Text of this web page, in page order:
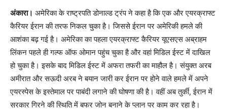
अंकारा। अमेरिका के राष्ट्रपति डोनाल्ड ट्रंप ने कहा है कि एक और एयरक्राफ्ट
कैरियर ईरान की तरफ निकल चुका है। जिससे ईरान पर अमेरिकी हमले की
आशंका बढ़ गई है। अमेरिका का पहला एयरक्राफ्ट कैरियर यूएसएस अब्राहम
लिंकन पहले ही गल्फ ऑफ ओमान पहुंच चुका है और वहां मिडिल ईस्ट में दाखिल
हो चुका है। इसके बाद मिडिल ईस्ट में अफरा तफरी का माहौल है। संयुक्त अरब
अमीरात और सऊदी अरब ने बयान जारी कर ईरान पर होने वाले हमले में अपने
एयरस्पेस के इस्तेमाल पर पाबंदी लगाने की घोषणा की है। वहीं अब तुर्की, ईरान में
सरकार गिरने की स्थिति में बफर जोन बनाने के प्लान पर काम कर रहा है।